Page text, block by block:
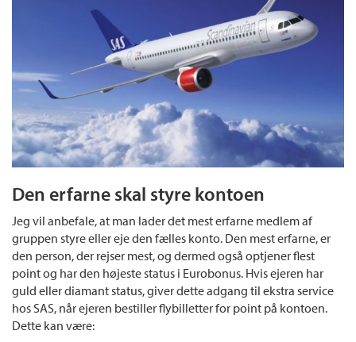
Den erfarne skal styre kontoen
Jeg vil anbefale, at man lader det mest erfarne medlem af
gruppen styre eller eje den fælles konto. Den mest erfarne, er
den person, der rejser mest, og dermed også optjener flest
point og har den højeste status i Eurobonus. Hvis ejeren har
guld eller diamant status, giver dette adgang til ekstra service
hos SAS, når ejeren bestiller flybilletter for point på kontoen.
Dette kan være: